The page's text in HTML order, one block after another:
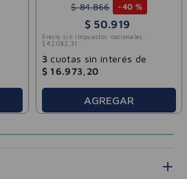
$ 84.866 -40 %
$ 50.919
Precio sin impuestos nacionales:
$ 42 .082 , 31
3 cuotas sin interés de
$ 16.973,20
AGREGAR